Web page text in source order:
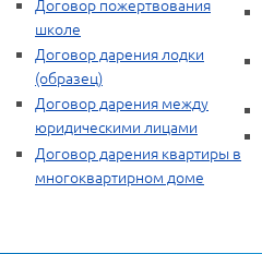
школе
Договор дарения лодки
(образец)
Договор дарения между
юридическими лицами
Договор дарения квартиры в
многоквартирном доме